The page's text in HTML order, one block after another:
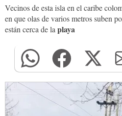
Vecinos de esta isla en el caribe
en que olas de varios metros suben
están cerca de la playa